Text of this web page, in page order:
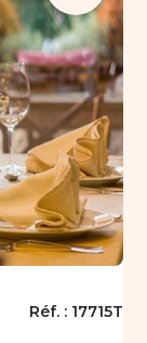
Réf. : 17715T